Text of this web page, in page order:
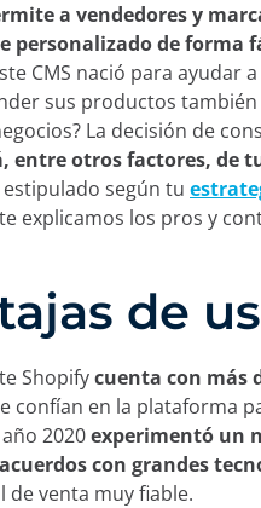
a vendedores y
personalizado de forma
CMS nació para
sus productos
La decisión de
entre otros factores, de
estipulado según tu
explicamos los pros y
de
Shopifycuenta con más
confían en la plataforma
2020experimentó un
con grandes
de venta muy fiable.